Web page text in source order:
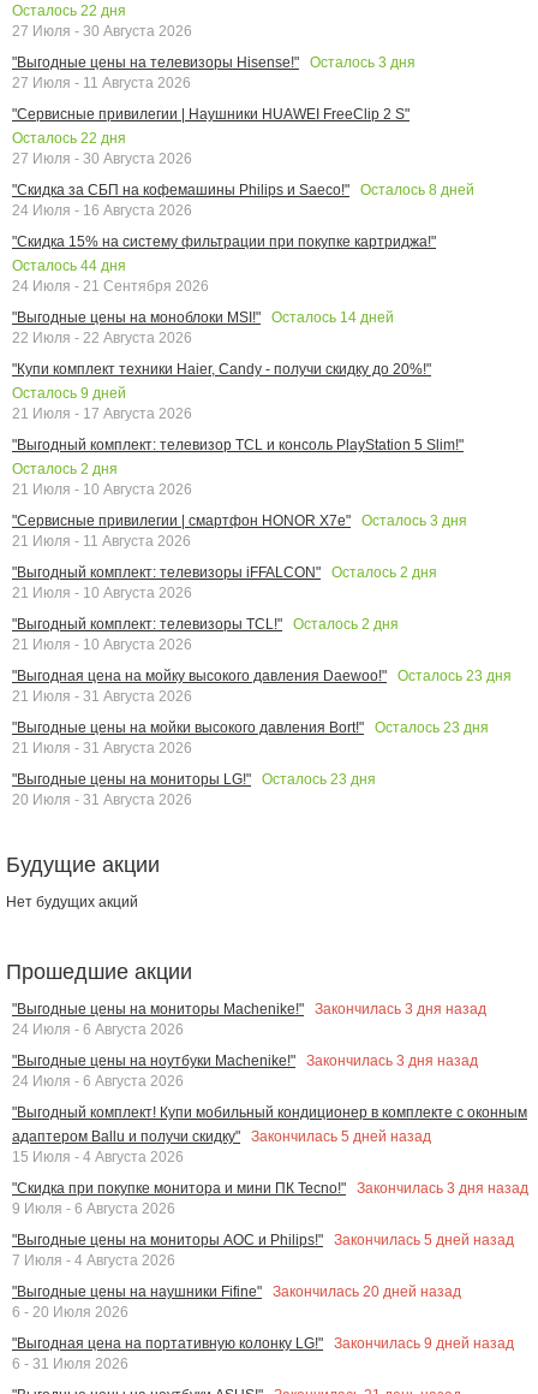
Осталось 22 дня
27 Июля - 30 Августа 2026
"Выгодные цены на телевизоры Hisense!"
Осталось 3 дня
27 Июля - 11 Августа 2026
"Сервисные привилегии | Наушники HUAWEI FreeClip 2 S"
Осталось 22 дня
27 Июля - 30 Августа 2026
"Скидка за СБП на кофемашины Philips и Saeco!"
Осталось 8 дней
24 Июля - 16 Августа 2026
"Скидка 15% на систему фильтрации при покупке картриджа!"
Осталось 44 дня
24 Июля - 21 Сентября 2026
"Выгодные цены на моноблоки MSI!"
Осталось 14 дней
22 Июля - 22 Августа 2026
"Купи комплект техники Haier, Candy - получи скидку до 20%!"
Осталось 9 дней
21 Июля - 17 Августа 2026
"Выгодный комплект: телевизор TCL и консоль PlayStation 5 Slim!"
Осталось 2 дня
21 Июля - 10 Августа 2026
"Сервисные привилегии | смартфон HONOR X7e"
Осталось 3 дня
21 Июля - 11 Августа 2026
"Выгодный комплект: телевизоры iFFALCON"
Осталось 2 дня
21 Июля - 10 Августа 2026
"Выгодный комплект: телевизоры TCL!"
Осталось 2 дня
21 Июля - 10 Августа 2026
"Выгодная цена на мойку высокого давления Daewoo!"
Осталось 23 дня
21 Июля - 31 Августа 2026
"Выгодные цены на мойки высокого давления Bort!"
Осталось 23 дня
21 Июля - 31 Августа 2026
"Выгодные цены на мониторы LG!"
Осталось 23 дня
20 Июля - 31 Августа 2026
Будущие акции
Нет будущих акций
Прошедшие акции
"Выгодные цены на мониторы Machenike!" Закончилась 3 дня назад
24 Июля - 6 Августа 2026
"Выгодные цены на ноутбуки Machenike!"
Закончилась 3 дня назад
24 Июля - 6 Августа 2026
"Выгодный комплект! Купи мобильный кондиционер в комплекте с оконным
адаптером Ballu и получи скидку"
Закончилась 5 дней назад
15 Июля - 4 Августа 2026
"Скидка при покупке монитора и мини ПК Tecno!"
Закончилась 3 дня назад
9 Июля - 6 Августа 2026
"Выгодные цены на мониторы AOC и Philips!"
Закончилась 5 дней назад
7 Июля - 4 Августа 2026
"Выгодные цены на наушники Fifine"
Закончилась 20 дней назад
6 - 20 Июля 2026
"Выгодная цена на портативную колонку LG!"
Закончилась 9 дней назад
6 - 31 Июля 2026